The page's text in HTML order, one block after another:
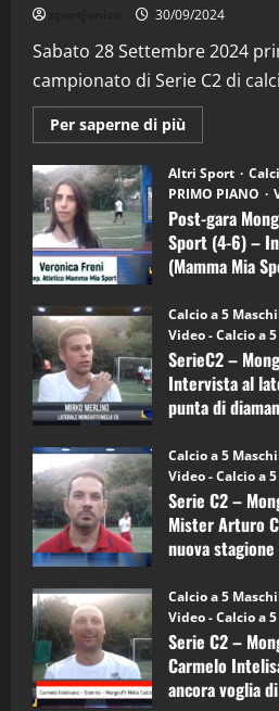
30/09/2024
Sabato 28 Settembre 2024
campionato di Serie C2 di
Per saperne di più
informazioni
Post-
gara
Mongiuffi
Melia
–
Mamma
Mia
Sport
6)
–
Intervista
a
mister
Arturo
Carciotto
(Mongiuffi
Altri Sport
PRIMO PIANO
Post-gara
Sport (4-6) –
(Mamma Mia
Calcio a 5
Video - Calcio a 5
SerieC2 –
Intervista al
punta di
Calcio a 5
Video - Calcio a 5
Serie C2 –
Mister Arturo
nuova
Calcio a 5
Video - Calcio a 5
Serie C2 –
Carmelo
ancora voglia
2
“SportEmpire”
(Martedi 28
28/04/2026
3
"SportEmpire" in
“SportEmpire”
(Martedi 21
21/04/2026
4
“SportEmpire”
(Martedi 14
15/04/2026
5
“SportEmpire”
(Martedi 07
08/04/2026
1
“SportEmpire”
(Martedi 05
08/05/2026